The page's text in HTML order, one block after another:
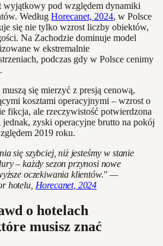
wyjątkowy pod względem dynamiki
Według Horecanet, 2024, w Polsce
się nie tylko wzrost liczby obiektów,
Na Zachodzie dominuje model
w ekstremalnie
podczas gdy w Polsce cenimy
się mierzyć z presją cenową,
kosztami operacyjnymi – wzrost o
fikcja, ale rzeczywistość potwierdzona
jednak, zyski operacyjne brutto na pokój
2019 roku.
się szybciej, niż jesteśmy w stanie
– każdy sezon przynosi nowe
oczekiwania klientów." —
hotelu, Horecanet, 2024
o hotelach
musisz znać